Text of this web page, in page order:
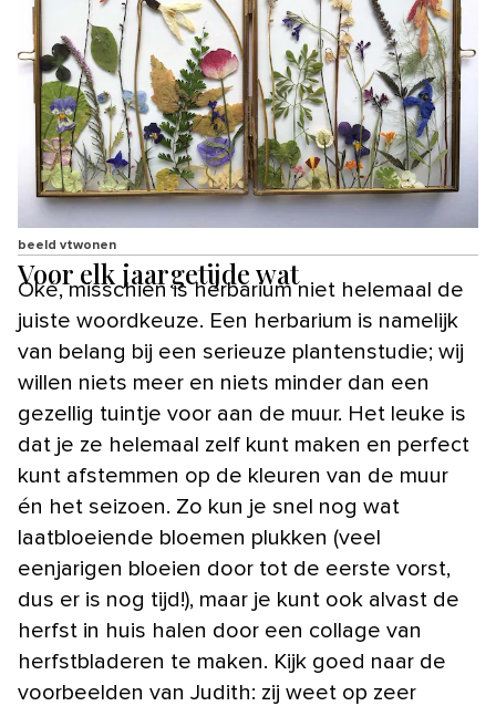
beeld vtwonen
Voor elk jaargetijde wat
Oké, misschien is herbarium niet helemaal de
juiste woordkeuze. Een herbarium is namelijk
van belang bij een serieuze plantenstudie; wij
willen niets meer en niets minder dan een
gezellig tuintje voor aan de muur. Het leuke is
dat je ze helemaal zelf kunt maken en perfect
kunt afstemmen op de kleuren van de muur
én het seizoen. Zo kun je snel nog wat
laatbloeiende bloemen plukken (veel
eenjarigen bloeien door tot de eerste vorst,
dus er is nog tijd!), maar je kunt ook alvast de
herfst in huis halen door een collage van
herfstbladeren te maken. Kijk goed naar de
voorbeelden van Judith: zij weet op zeer